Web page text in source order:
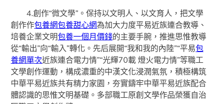
4.創作“微文學”。保持以文明人、以文育人，把文學
創作作包養網包養甜心網為加大力度平易近族連合教導、
培養企業文明包養一個月價錢的主要手腕，推進思惟教導
從“輸出”向“輸入”轉化。先后展開“我和我的內陸”“平易包
養網單次近族連合電力情”“光輝70載 燈火電力情”等職工
文學創作運動，構成濃重的中漢文化浸潤氣氛，積極構筑
中華平易近族共有精力家園，夯實鑄牢中華平易近族配合
體認識的思惟文明基礎。多部職工原創文學作品榮獲自治